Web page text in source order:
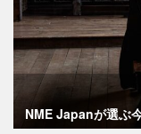
NME Japanが選ぶ